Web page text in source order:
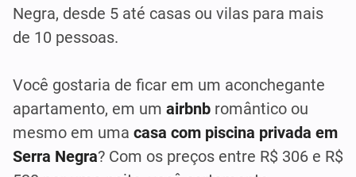
Negra, desde 5 até casas ou vilas para mais
de 10 pessoas.
Você gostaria de ficar em um aconchegante
apartamento, em um airbnb romântico ou
mesmo em uma casa com piscina privada em
Serra Negra? Com os preços entre R$ 306 e R$